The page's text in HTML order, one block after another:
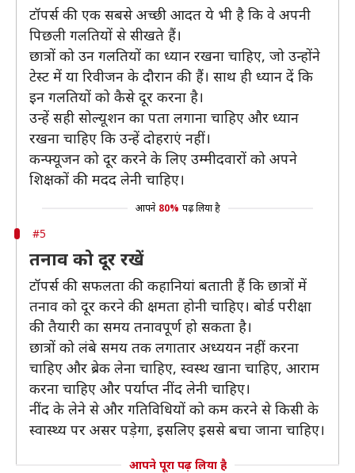
टॉपर्स की एक सबसे अच्छी आदत ये भी है कि वे अपनी
पिछली गलतियों से सीखते हैं।
छात्रों को उन गलतियों का ध्यान रखना चाहिए, जो उन्होंने
टेस्ट में या रिवीजन के दौरान की हैं। साथ ही ध्यान दें कि
इन गलतियों को कैसे दूर करना है।
उन्हें सही सोल्यूशन का पता लगाना चाहिए और ध्यान
रखना चाहिए कि उन्हें दोहराएं नहीं।
कन्फ्यूजन को दूर करने के लिए उम्मीदवारों को अपने
शिक्षकों की मदद लेनी चाहिए।
आपने 80% पढ़ लिया है
#5
तनाव को दूर रखें
टॉपर्स की सफलता की कहानियां बताती हैं कि छात्रों में
तनाव को दूर करने की क्षमता होनी चाहिए। बोर्ड परीक्षा
की तैयारी का समय तनावपूर्ण हो सकता है।
छात्रों को लंबे समय तक लगातार अध्ययन नहीं करना
चाहिए और ब्रेक लेना चाहिए, स्वस्थ खाना चाहिए, आराम
करना चाहिए और पर्याप्त नींद लेनी चाहिए।
नींद के लेने से और गतिविधियों को कम करने से किसी के
स्वास्थ्य पर असर पड़ेगा, इसलिए इससे बचा जाना चाहिए।
आपने पूरा पढ़ लिया है